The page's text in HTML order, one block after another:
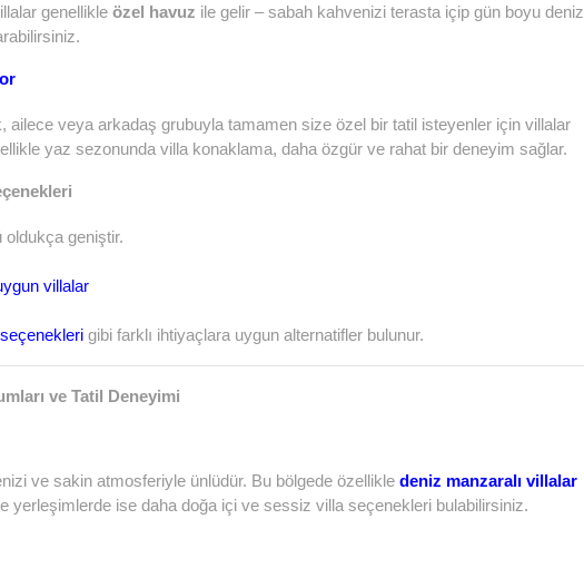
genellikle özel havuz ile gelir – sabah kahvenizi terasta içip gün boyu deniz
ailece veya arkadaş grubuyla tamamen size özel bir tatil isteyenler için villalar
yaz sezonunda villa konaklama, daha özgür ve rahat bir deneyim sağlar.
oldukça geniştir.
villalar
gibi farklı ihtiyaçlara uygun alternatifler bulunur.
ve Tatil Deneyimi
ve sakin atmosferiyle ünlüdür. Bu bölgede özellikle deniz manzaralı villalar
yerleşimlerde ise daha doğa içi ve sessiz villa seçenekleri bulabilirsiniz.